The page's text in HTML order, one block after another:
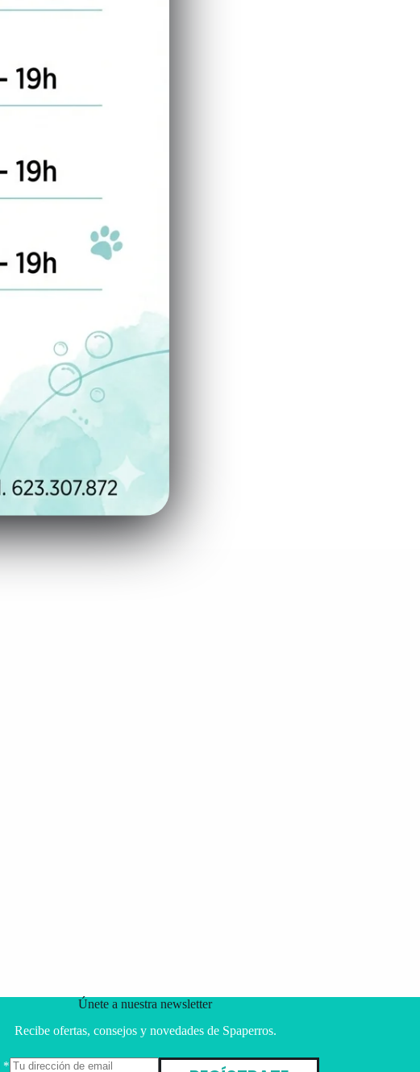
Únete a nuestra newsletter
Recibe ofertas, consejos y novedades de Spaperros.
*